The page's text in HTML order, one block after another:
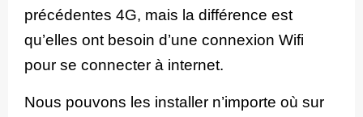
précédentes 4G, mais la différence est
qu’elles ont besoin d’une connexion Wifi
pour se connecter à internet.
Nous pouvons les installer n’importe où sur